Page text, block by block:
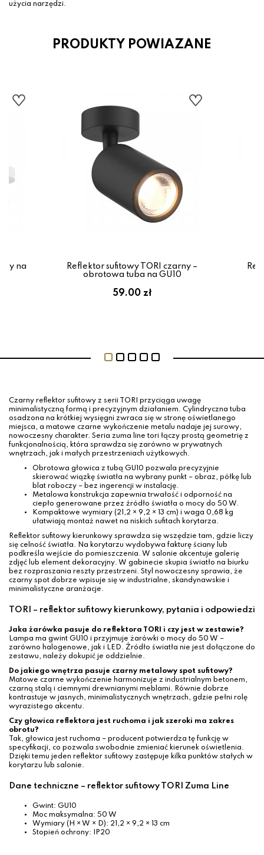
użycia narzędzi.
PRODUKTY POWIAZANE
na
Reflektor sufitowy TORI czarny –
obrotowa tuba na GU10
59.00 zł
Czarny reflektor sufitowy z serii TORI przyciąga uwagę
minimalistyczną formą i precyzyjnym działaniem. Cylindryczna tuba
osadzona na krótkiej wysięgni zwraca się w stronę oświetlanego
miejsca, a matowe czarne wykończenie metalu nadaje jej surowy,
nowoczesny charakter. Seria zuma line tori łączy prostą geometrię z
funkcjonalnością, która sprawdza się zarówno w prywatnych
wnętrzach, jak i małych przestrzeniach użytkowych.
Obrotowa głowica z tubą GU10 pozwala precyzyjnie
skierować wiązkę światła na wybrany punkt – obraz, półkę lub
blat roboczy – bez ingerencji w instalację.
Metalowa konstrukcja zapewnia trwałość i odporność na
ciepło generowane przez źródło światła o mocy do 50 W.
Kompaktowe wymiary (21,2 × 9,2 × 13 cm) i waga 0,68 kg
ułatwiają montaż nawet na niskich sufitach korytarza.
Reflektor sufitowy kierunkowy sprawdza się wszędzie tam, gdzie liczy
się celność światła. Na korytarzu wydobywa fakturę ściany lub
podkreśla wejście do pomieszczenia. W salonie akcentuje galerię
zdjęć lub element dekoracyjny. W gabinecie skupia światło na biurku
bez rozpraszania reszty przestrzeni. Styl nowoczesny sprawia, że
czarny spot dobrze wpisuje się w industrialne, skandynawskie i
minimalistyczne aranżacje.
TORI – reflektor sufitowy kierunkowy, pytania i odpowiedzi
Jaka żarówka pasuje do reflektora TORI i czy jest w zestawie?
Lampa ma gwint GU10 i przyjmuje żarówki o mocy do 50 W –
zarówno halogenowe, jak i LED. Źródło światła nie jest dołączone do
zestawu, należy dokupić je oddzielnie.
Do jakiego wnętrza pasuje czarny metalowy spot sufitowy?
Matowe czarne wykończenie harmonizuje z industrialnym betonem,
czarną stalą i ciemnymi drewnianymi meblami. Równie dobrze
kontrastuje w jasnych, minimalistycznych wnętrzach, gdzie pełni rolę
wyrazistego akcentu.
Czy głowica reflektora jest ruchoma i jak szeroki ma zakres
obrotu?
Tak, głowica jest ruchoma – producent potwierdza tę funkcję w
specyfikacji, co pozwala swobodnie zmieniać kierunek oświetlenia.
Dzięki temu jeden reflektor sufitowy zastępuje kilka punktów stałych w
korytarzu lub salonie.
Dane techniczne – reflektor sufitowy TORI Zuma Line
Gwint: GU10
Moc maksymalna: 50 W
Wymiary (H × W × D): 21,2 × 9,2 × 13 cm
Stopień ochrony: IP20